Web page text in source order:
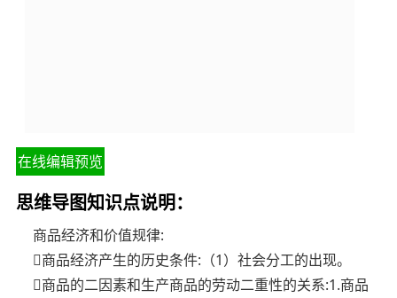
在线编辑预览
思维导图知识点说明：
商品经济和价值规律:
商品经济产生的历史条件:（1）社会分工的出现。
商品的二因素和生产商品的劳动二重性的关系:1.商品